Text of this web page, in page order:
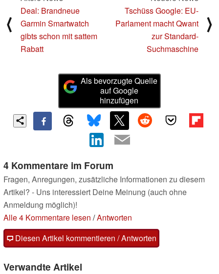
⟨
Deal: Brandneue
Garmin Smartwatch
gibts schon mit sattem
Rabatt
Tschüss Google: EU-
Parlament macht Qwant
zur Standard-
Suchmaschine
⟩
Als bevorzugte Quelle
auf Google
hinzufügen
4 Kommentare im Forum
Fragen, Anregungen, zusätzliche Informationen zu diesem
Artikel? - Uns interessiert Deine Meinung (auch ohne
Anmeldung möglich)!
Alle 4 Kommentare lesen /Antworten
Diesen Artikel kommentieren / Antworten
Verwandte Artikel